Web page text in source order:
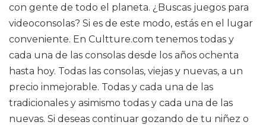
con gente de todo el planeta. ¿Buscas juegos para
videoconsolas? Si es de este modo, estás en el lugar
conveniente. En Cultture.com tenemos todas y
cada una de las consolas desde los años ochenta
hasta hoy. Todas las consolas, viejas y nuevas, a un
precio inmejorable. Todas y cada una de las
tradicionales y asimismo todas y cada una de las
nuevas. Si deseas continuar gozando de tu niñez o